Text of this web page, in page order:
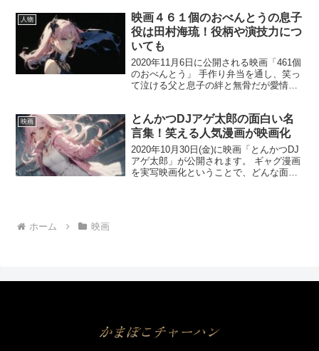
す。 予告映像では実際の長野オリンピッ
クの映像も...
人物
映画４６１個のおべんとうの息子
役は田村海琉！役柄や演技力につ
いても
2020年11月6日に公開される映画「461個
のおべんとう」 手作り弁当を通し、笑っ
て泣ける父と息子の絆と無骨だが愛情が
子、鈴木虹輝役を道枝駿佑（なにわ男
子）が演じ...
映画
とんかつDJアゲ太郎の面白い名
言集！笑える人気漫画が映画化
2020年10月30日(金)に映画「とんかつDJ
アゲ太郎」が公開されます。 ギャグ漫画
を実写映画化ということで、どんな面白
ホーム 映画